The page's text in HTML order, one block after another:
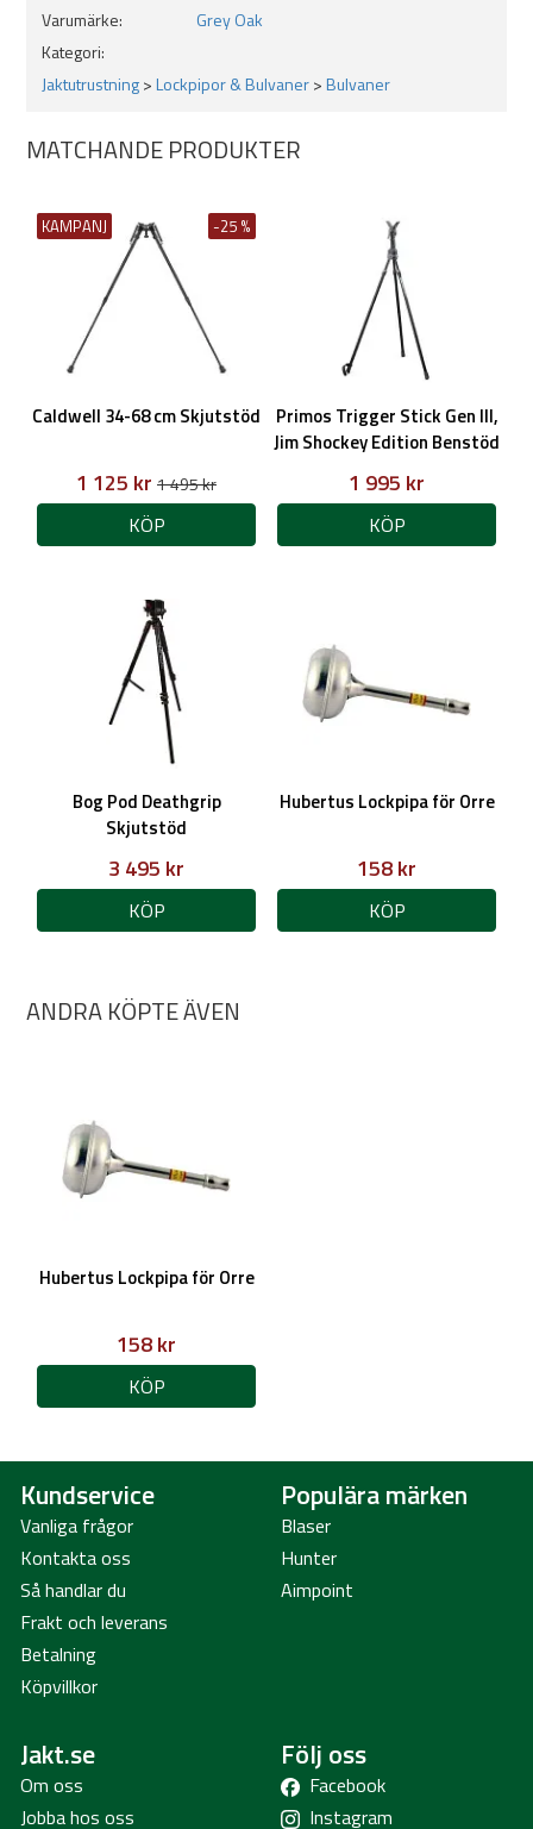
Varumärke:
Grey Oak
Kategori:
Jaktutrustning>Lockpipor & Bulvaner>Bulvaner
MATCHANDE PRODUKTER
KAMPANJ -25 %
Caldwell 34-68 cm Skjutstöd
1 125 kr 1 495 kr
KÖP
Primos Trigger Stick Gen III,
Jim Shockey Edition Benstöd
1 995 kr
KÖP
Bog Pod Deathgrip
Skjutstöd
3 495 kr
KÖP
Hubertus Lockpipa för Orre
158 kr
KÖP
ANDRA KÖPTE ÄVEN
Hubertus Lockpipa för Orre
158 kr
KÖP
Kundservice
Vanliga frågor
Kontakta oss
Så handlar du
Frakt och leverans
Betalning
Köpvillkor
Populära märken
Blaser
Hunter
Aimpoint
Jakt.se
Om oss
Jobba hos oss
Följ oss
Facebook
Instagram